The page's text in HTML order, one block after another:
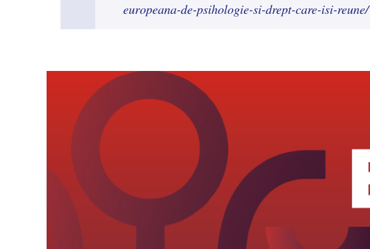
europeana-de-psihologie-si-drept-care-isi-reune/